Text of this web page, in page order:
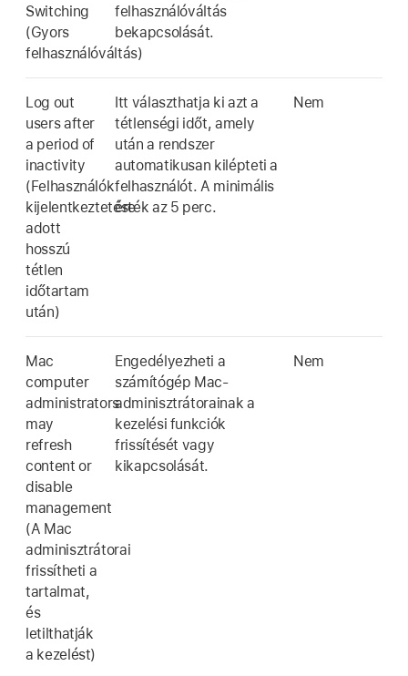
Switching
(Gyors
felhasználóváltás)
felhasználóváltás
bekapcsolását.
Log out
users after
a period of
inactivity
(Felhasználók
kijelentkeztetése
adott
hosszú
tétlen
időtartam
után)
Itt választhatja ki azt a
tétlenségi időt, amely
után a rendszer
automatikusan kilépteti a
felhasználót. A minimális
érték az 5 perc.
Nem
Mac
computer
administrators
may
refresh
content or
disable
management
(A Mac
adminisztrátorai
frissítheti a
tartalmat,
és
letilthatják
a kezelést)
Engedélyezheti a
számítógép Mac-
adminisztrátorainak a
kezelési funkciók
frissítését vagy
kikapcsolását.
Nem